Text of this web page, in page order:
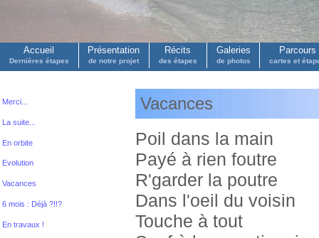
Accueil
Dernières étapes
Présentation
de notre projet
Récits
des étapes
Galeries
de photos
Parcours
cartes et
Merci...
La suite...
En orbite
Evolution
Vacances
6 mois : Déjà ?!!?
En travaux !
Vacances
Poil dans la main
Payé à rien foutre
R'garder la poutre
Dans l'oeil du voisin
Touche à tout